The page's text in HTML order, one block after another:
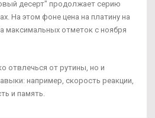
десерт" продолжает серию
На этом фоне цена на платину на
максимальных отметок с ноября
отвлечься от рутины, но и
например, скорость реакции,
и память.